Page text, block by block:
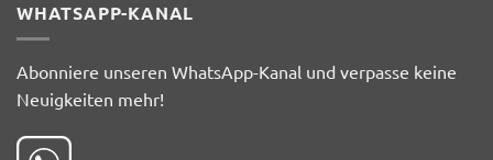
WHATSAPP-KANAL
Abonniere unseren WhatsApp-Kanal und verpasse keine
Neuigkeiten mehr!